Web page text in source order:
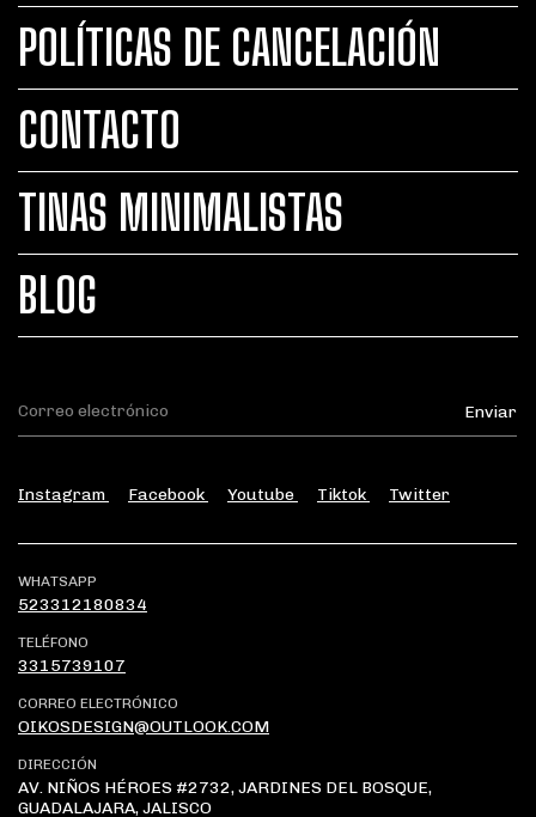
POLÍTICAS DE CANCELACIÓN
CONTACTO
TINAS MINIMALISTAS
BLOG
Instagram Facebook Youtube Tiktok Twitter
WHATSAPP
523312180834
TELÉFONO
3315739107
CORREO ELECTRÓNICO
OIKOSDESIGN@OUTLOOK.COM
DIRECCIÓN
AV. NIÑOS HÉROES #2732, JARDINES DEL BOSQUE,
GUADALAJARA, JALISCO